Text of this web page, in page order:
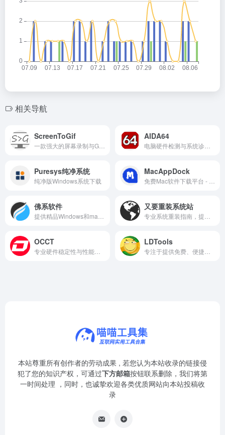
相关导航
ScreenToGif AIDA64
Puresys纯净系统
纯净版Windows系统下载
MacAppDock
佛系软件 又要重装系统站
OCCT LDTools
本站尊重所有创作者的劳动成果 , 若您认为本站收录的链接侵
犯了您的知识产权，可通过下方邮箱按钮联系删除，我们将第
一时间处理 ，同时，也诚挚欢迎各类优质网站向本站投稿收
录